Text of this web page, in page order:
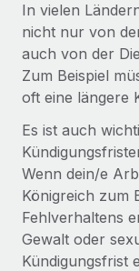
Benefits
Mühelose
Neues zu
Gusto und
Plus
Auch im neuen
Mehr
Wie Phiture
mit Remote
Phiture ist der
In vielen
nicht nur von
auch von der
Zum Beispiel
oft eine längere
Es ist auch
Wenn dein/e
Königreich zum
Fehlverhaltens
Gewalt oder
Kündigungsfrist